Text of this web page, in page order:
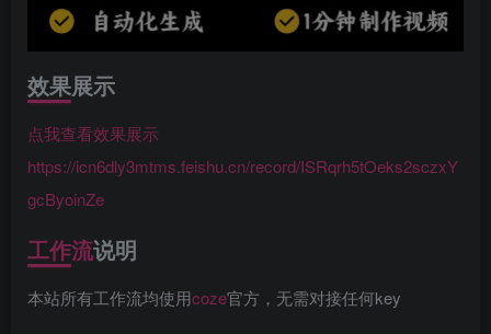
效果展示
点我查看效果展示
https://icn6dly3mtms.feishu.cn/record/ISRqrh5tOeks2sczxY
gcByoinZe
工作流说明
本站所有工作流均使用coze官方，无需对接任何key